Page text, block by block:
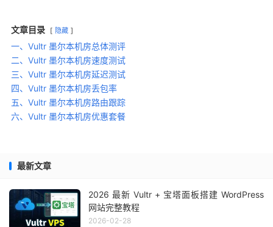
江
西
电
信
5 4 20%
江
通
江
西
5 4 20%
文章目录 隐藏
一、Vultr 墨尔本机房总体测评
二、Vultr 墨尔本机房速度测试
三、Vultr 墨尔本机房延迟测试
四、Vultr 墨尔本机房丢包率
五、Vultr 墨尔本机房路由跟踪
六、Vultr 墨尔本机房优惠套餐
最新文章
2026 最新 Vultr + 宝塔面板搭建 WordPress
网站完整教程
2026-02-28